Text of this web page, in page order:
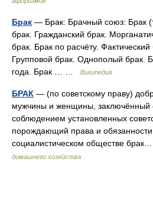
Брак — Брак: Брачный союз: Брак
брак. Гражданский брак.
брак. Брак по расчёту.
Групповой брак. Однополый брак.
года. Брак … …
Википедия
БРАК — (по советскому праву)
мужчины и женщины, заключённый
соблюдением установленных
порождающий права и обязанности
социалистическом обществе
домашнего хозяйства